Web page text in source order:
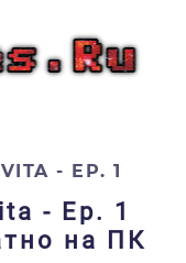
- EP. 1
- Ep. 1
на ПК